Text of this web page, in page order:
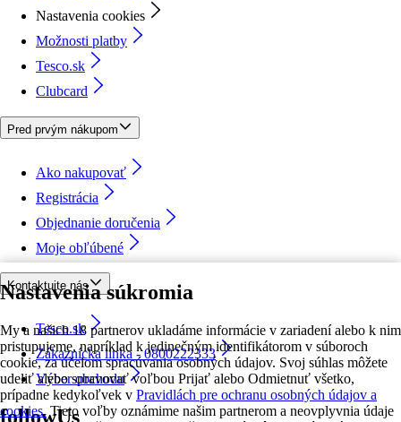
Nastavenia súkromia
My a našich 18 partnerov ukladáme informácie v zariadení alebo k nim
pristupujeme, napríklad k jedinečným identifikátorom v súboroch
cookie, za účelom spracúvania osobných údajov. Svoj súhlas môžete
udeliť alebo spravovať voľbou Prijať alebo Odmietnuť všetko,
prípadne kedykoľvek v Pravidlách pre ochranu osobných údajov a
cookies. Tieto voľby oznámime našim partnerom a neovplyvnia údaje
Nastavenia cookies
Možnosti platby
Tesco.sk
Clubcard
Pred prvým nákupom
Ako nakupovať
Registrácia
Objednanie doručenia
Moje obľúbené
Kontaktujte nás
Tesco.sk
Zákaznícka linka - 0800222333
Výber obchodu
followUs